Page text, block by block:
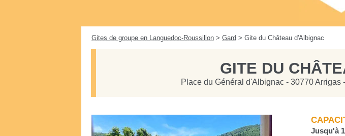
Gites de groupe en Languedoc-Roussillon > Gard > Gite du Château d'Albignac
GITE DU
Place du Général d'Albignac - 30770 Arrigas
Jusqu'à